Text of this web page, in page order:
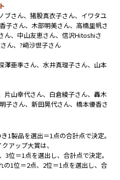
さん、猪股真衣子さん、 イワタユ
子さん、木部明美さん、高橋里帆さ
ん、 中山友恵さん、信沢Hitoshiさ
ん、 ?﨑沙世子さん
澤亜季さん、水井真理子さん、山本
片山幸代さん、白倉綾子さん、轟木
子さん、新田晃代さん、橋本優香さ
1製品を選出＝1点の合計点で決定。
アップ大賞は、
位＝1点を選出し、合計点で決定。
の1位＝2点、2位＝1点を選出し、合